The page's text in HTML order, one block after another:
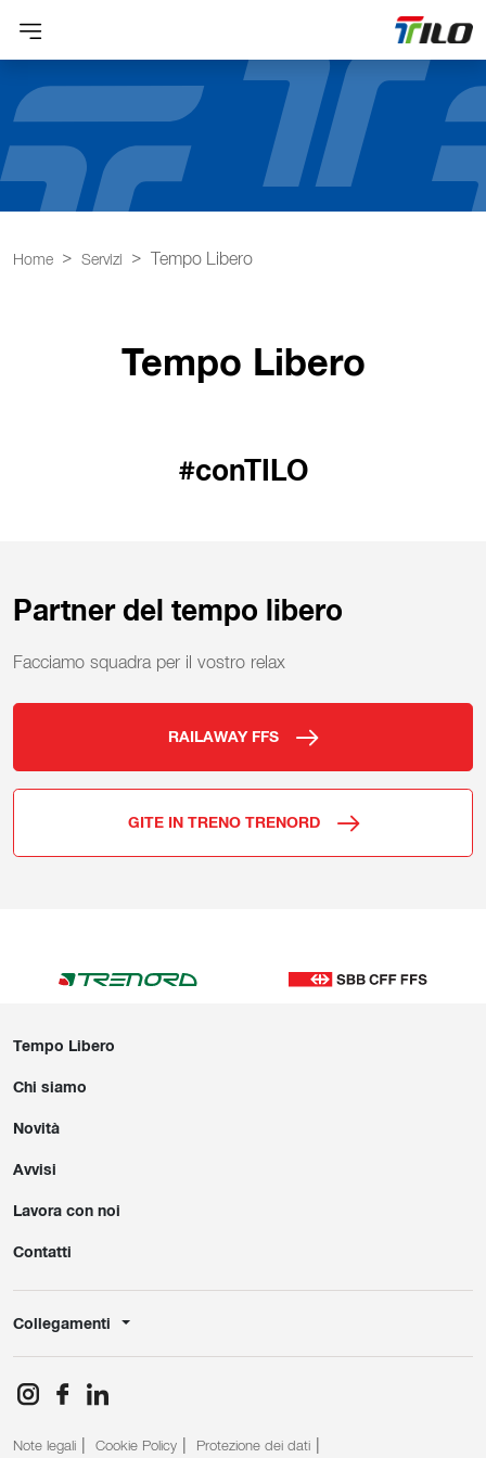
Home Servizi Tempo Libero
Tempo Libero
#conTILO
Partner del tempo libero
Facciamo squadra per il vostro relax
RAILAWAY FFS
GITE IN TRENO TRENORD
Tempo Libero
Chi siamo
Novità
Avvisi
Lavora con noi
Contatti
Collegamenti
Note legali Cookie Policy Protezione dei dati